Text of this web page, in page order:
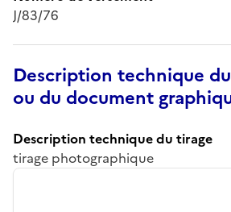
J/83/76
Description technique
ou du document
Description technique du tirage
tirage photographique